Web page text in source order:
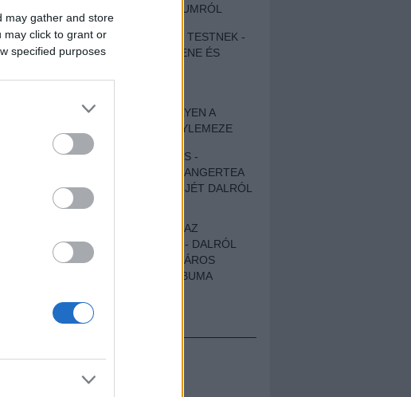
may gather and store
may click to grant or
specified purposes
ÚJ BOB DYLAN-ALBUMRÓL
ZENE LÉLEKNEK ÉS TESTNEK -
AUTENTIKUS NÉPZENE ÉS
SZOMORKODÁS - ILYEN A
KATATONIA ÚJ NAGYLEMEZE
CROCODILE NERVES -
HALLGASD MEG AZ ANGERTEA
MA MEGJELENT EP-JÉT DALRÓL
DALRA!
A FELELŐSSÉGTŐL AZ
ELLOPOTT FÖLDIG - DALRÓL
DALRA A KÉPZELT VÁROS
SAMIZDAT CÍMŰ ALBUMA
HIRDETÉS